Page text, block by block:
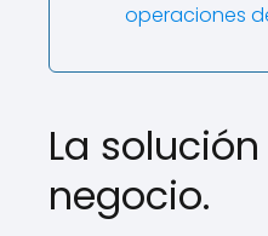
operaciones
La
negocio.